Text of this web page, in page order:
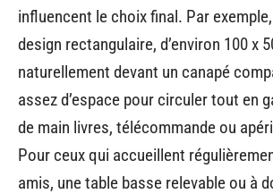
influencent le choix final. Par
design rectangulaire, d’environ 100 x
naturellement devant un canapé
assez d’espace pour circuler tout en
de main livres, télécommande ou
Pour ceux qui accueillent
amis, une table basse relevable ou à